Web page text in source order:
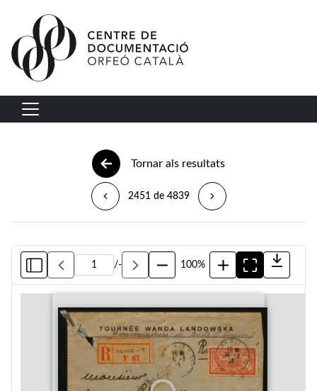
Vés al contingut
Navegació principal
Tornar als resultats
2451 de 4839
/- 100%